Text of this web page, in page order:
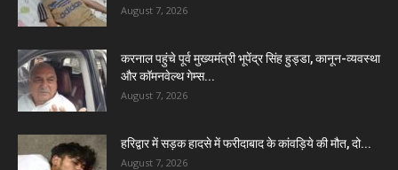
August 7, 2026
करनाल पहुंचे पूर्व मुख्यमंत्री भूपेंद्र सिंह हुड्डा, कानून-व्यवस्था
और कॉमनवेल्थ गेम्स...
August 7, 2026
हरिद्वार में सड़क हादसे में फरीदाबाद के कांवड़िये की मौत, दो...
August 7, 2026